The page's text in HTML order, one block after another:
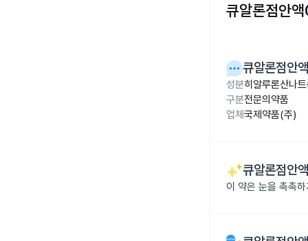
큐알론점안
큐알론점안
성분히알루론산나
구분전문의약품
업체 국제약품(주)
큐알론점안
이 약은 눈을 촉촉